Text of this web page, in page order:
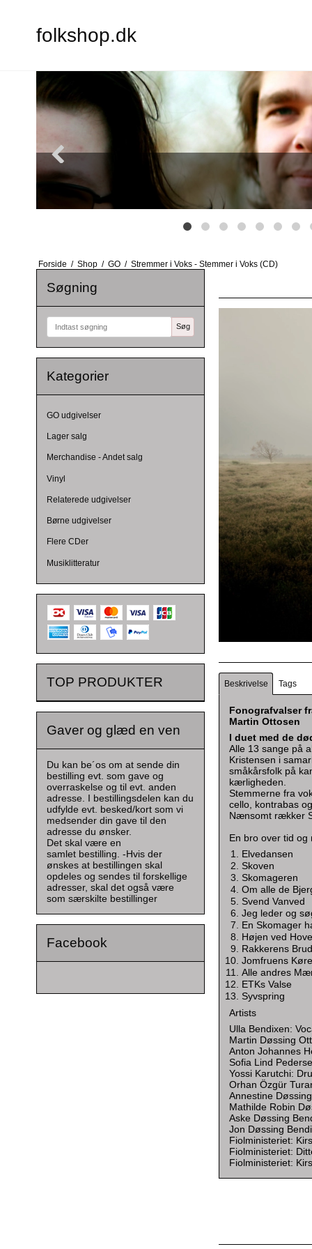
folkshop.dk
Forside / Shop / GO / Stremmer i Voks - Stemmer i Voks (CD)
Søgning
Søg
Kategorier
GO udgivelser
Lager salg
Merchandise - Andet salg
Vinyl
Relaterede udgivelser
Børne udgivelser
Flere CDer
Musiklitteratur
TOP PRODUKTER
Gaver og glæd en ven
Du kan be´os om at sende din
bestilling evt. som gave og
overraskelse og til evt. anden
adresse. I bestillingsdelen kan du
udfylde evt. besked/kort som vi
medsender din gave til den
adresse du ønsker.
Det skal være en
samlet bestilling. -Hvis der
ønskes at bestillingen skal
opdeles og sendes til forskellige
adresser, skal det også være
som særskilte bestillinger
Facebook
Beskrivelse Tags
Fonografvalser
Martin Ottosen
I duet med de
Alle 13 sange på
Kristensen i
småkårsfolk på
kærligheden.
Stemmerne fra
cello, kontrabas
Nænsomt rækker
En bro over tid
Elvedansen
Skoven
Skomageren
Om alle de
Svend Vanved
Jeg leder og
En Skomager
Højen ved Hove
Rakkerens
Jomfruens
Alle andres
ETKs Valse
Syvspring
Artists
Ulla Bendixen:
Martin Døssing
Anton Johannes
Sofia Lind
Yossi Karutchi:
Orhan Özgür
Annestine
Mathilde Robin
Aske Døssing
Jon Døssing
Fiolministeriet:
Fiolministeriet:
Fiolministeriet: